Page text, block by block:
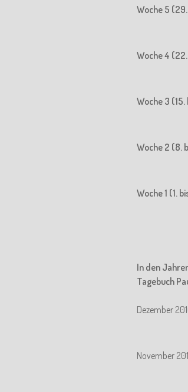
Woche 5
Woche 4
Woche 3
Woche 2 (8.
Woche 1 (1.
In den
Tagebuch
Dezember
November